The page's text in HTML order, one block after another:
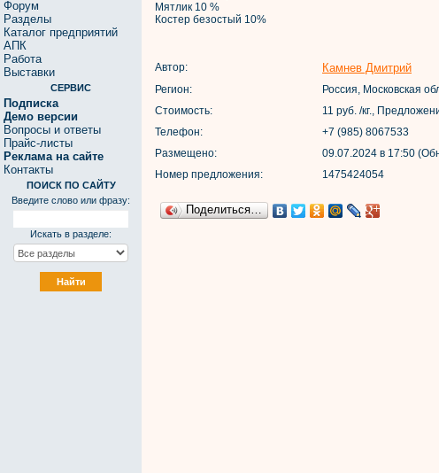
Форум
Разделы
Каталог предприятий
АПК
Работа
Выставки
СЕРВИС
Подписка
Демо версии
Вопросы и ответы
Прайс-листы
Реклама на сайте
Контакты
ПОИСК ПО САЙТУ
Введите слово или фразу:
Искать в разделе:
Мятлик 10 %
Костер безостый 10%
Автор: Камнев Дмитрий
Регион:
Россия, Московская
Стоимость:
11 руб. /кг.,
Телефон:
+7 (985) 8067533
Размещено:
09.07.2024 в 17:50
Номер предложения:
1475424054
Поделиться…